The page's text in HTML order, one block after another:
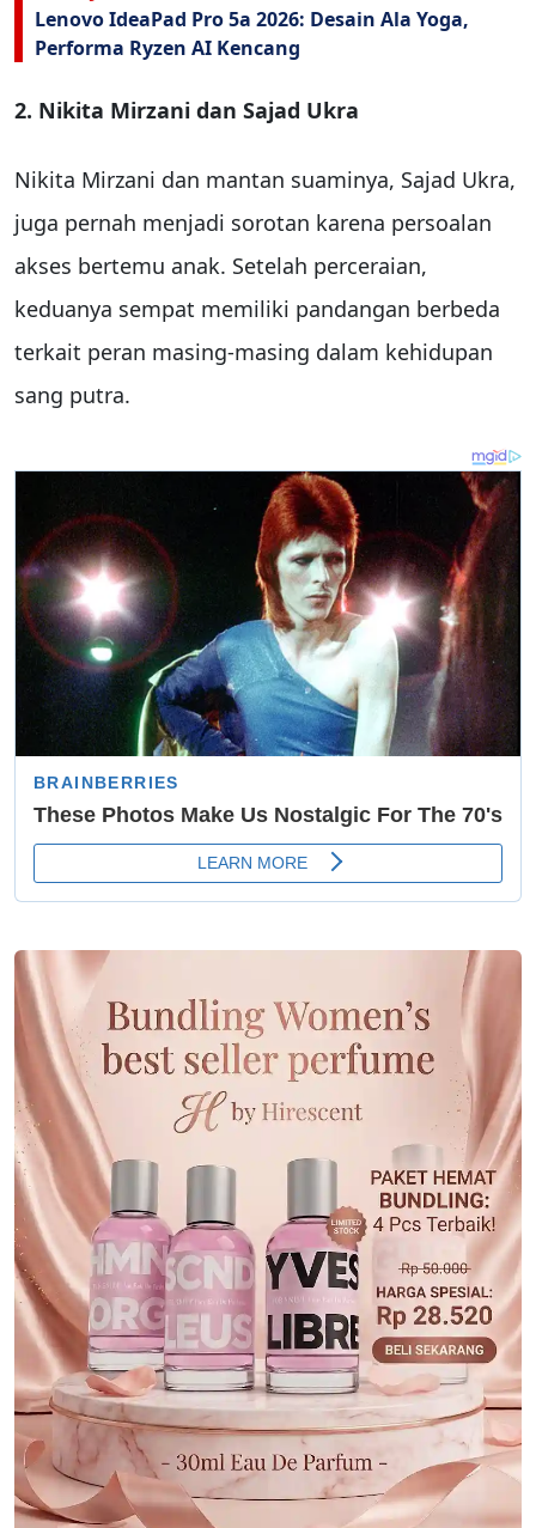
Lenovo IdeaPad Pro 5a 2026: Desain Ala Yoga,
Performa Ryzen AI Kencang
2. Nikita Mirzani dan Sajad Ukra
Nikita Mirzani dan mantan suaminya, Sajad Ukra,
juga pernah menjadi sorotan karena persoalan
akses bertemu anak. Setelah perceraian,
keduanya sempat memiliki pandangan berbeda
terkait peran masing-masing dalam kehidupan
sang putra.